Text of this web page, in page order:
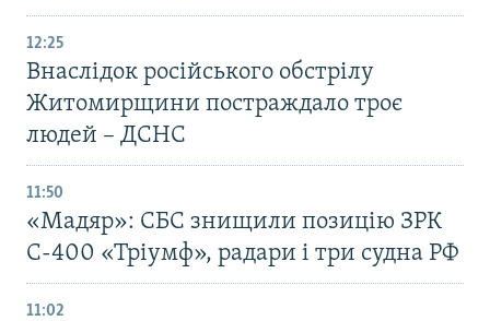
12:25
Внаслідок російського обстрілу
Житомирщини постраждало троє
людей – ДСНС
11:50
«Мадяр»: СБС знищили позицію ЗРК
С-400 «Тріумф», радари і три судна РФ
11:02